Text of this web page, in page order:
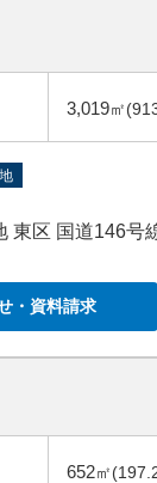
3,019㎡
東区 国道146号
・資料請求
652㎡